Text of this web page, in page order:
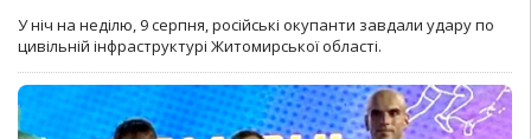
У ніч на неділю, 9 серпня, російські окупанти завдали удару по
цивільній інфраструктурі Житомирської області.